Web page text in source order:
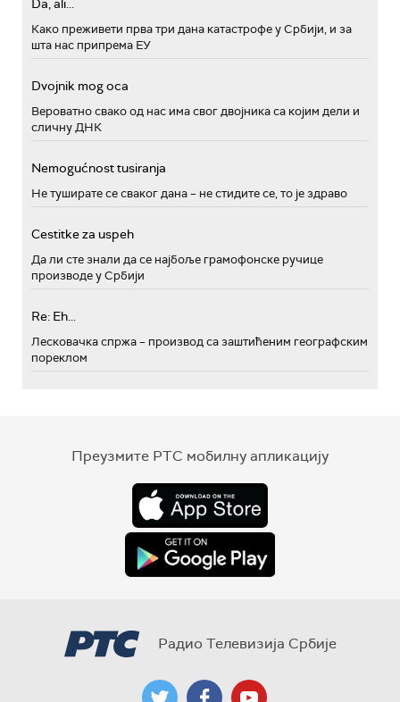
Како преживети прва три дана катастрофе у Србији, и за
шта нас припрема ЕУ
Dvojnik mog oca
Вероватно свако од нас има свог двојника са којим дели и
сличну ДНК
Nemogućnost tusiranja
Не туширате се сваког дана – не стидите се, то је здраво
Cestitke za uspeh
Да ли сте знали да се најбоље грамофонске ручице
производе у Србији
Re: Eh...
Лесковачка спржа – производ са заштићеним географским
пореклом
Преузмите РТС мобилну апликацију
Радио Телевизија Србије